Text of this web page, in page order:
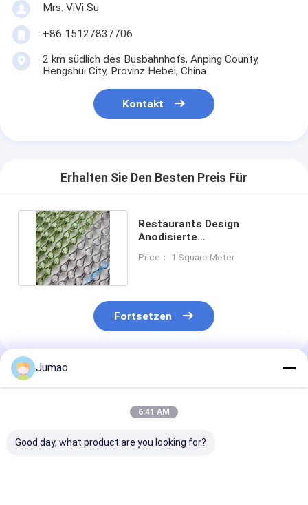
Mrs. ViVi Su
+86 15127837706
2 km südlich des Busbahnhofs, Anping County,
Hengshui City, Provinz Hebei, China
Kontakt
Erhalten Sie Den Besten Preis Für
Restaurants Design
Anodisierte
Vorhänge 9x16mm
Price： 1 Square Meter
Fortsetzen
Empfohlene Produkte
Jumao
6:41 AM
Good day, what product are you looking for?